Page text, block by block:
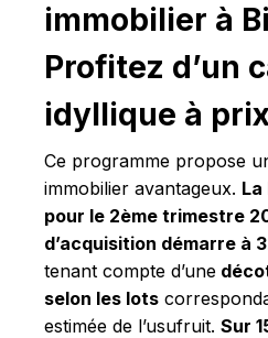
immobilier à
Profitez d’un
idyllique à
Ce programme propose
immobilier avantageux.
pour le 2ème trimestre
d’acquisition démarre à
tenant compte d’une
selon les lots
estimée de l’usufruit. Sur